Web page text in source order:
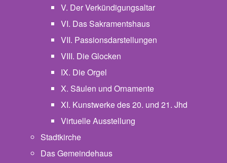
V. Der Verkündigungsaltar
VI. Das Sakramentshaus
VII. Passionsdarstellungen
VIII. Die Glocken
IX. Die Orgel
X. Säulen und Ornamente
XI. Kunstwerke des 20. und 21. Jhd
Virtuelle Ausstellung
Stadtkirche
Das Gemeindehaus